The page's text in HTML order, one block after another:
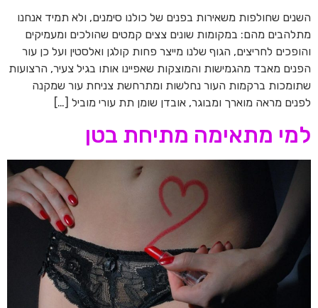
השנים שחולפות משאירות בפנים של כולנו סימנים, ולא תמיד אנחנו
מתלהבים מהם: במקומות שונים צצים קמטים שהולכים ומעמיקים
והופכים לחריצים, הגוף שלנו מייצר פחות קולגן ואלסטין ועל כן עור
הפנים מאבד מהגמישות והמוצקות שאפיינו אותו בגיל צעיר, הרצועות
שתומכות ברקמות העור נחלשות ומתרחשת צניחת עור שמקנה
לפנים מראה מוארך ומבוגר, אובדן שומן תת עורי מוביל […]
למי מתאימה מתיחת בטן